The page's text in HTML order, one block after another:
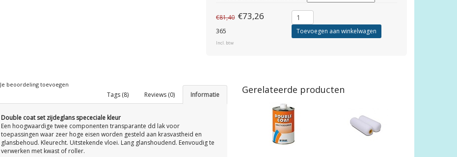
€81,40 €73,26
365
Incl. btw
Toevoegen aan winkelwagen
Je beoordeling toevoegen
Informatie
Reviews (0)
Tags (8)
Double coat set zijdeglans spececiale kleur
Een hoogwaardige twee componenten transparante dd lak voor
toepassingen waar zeer hoge eisen worden gesteld aan krasvastheid en
glansbehoud. Kleurecht. Uitstekende vloei. Lang glanshoudend. Eenvoudig te
verwerken met kwast of roller.
Gerelateerde producten